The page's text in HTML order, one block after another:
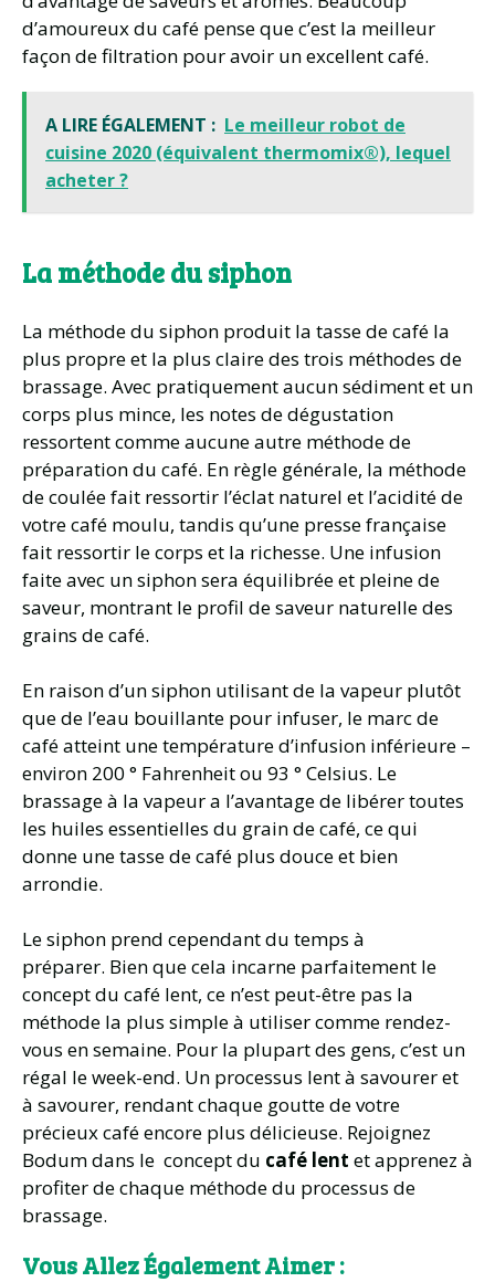
d’amoureux du café pense que c’est la meilleur
façon de filtration pour avoir un excellent café.
A LIRE ÉGALEMENT : Le meilleur robot de
cuisine 2020 (équivalent thermomix®), lequel
acheter ?
La méthode dusiphon
La méthode du siphon produit la tasse de café la
plus propre et la plus claire des trois méthodes de
brassage. Avec pratiquement aucun sédiment et un
corps plus mince, les notes de dégustation
ressortent comme aucune autre méthode de
préparation du café. En règle générale, la méthode
de coulée fait ressortir l’éclat naturel et l’acidité de
votre café moulu, tandis qu’une presse française
fait ressortir le corps et la richesse. Une infusion
faite avec un siphon sera équilibrée et pleine de
saveur, montrant le profil de saveur naturelle des
grains de café.
En raison d’un siphon utilisant de la vapeur plutôt
que de l’eau bouillante pour infuser, le marc de
café atteint une température d’infusion inférieure –
environ 200 ° Fahrenheit ou 93 ° Celsius. Le
brassage à la vapeur a l’avantage de libérer toutes
les huiles essentielles du grain de café, ce qui
donne une tasse de café plus douce et bien
arrondie.
Le siphon prend cependant du temps à
préparer. Bien que cela incarne parfaitement le
concept du café lent, ce n’est peut-être pas la
méthode la plus simple à utiliser comme rendez-
vous en semaine. Pour la plupart des gens, c’est un
régal le week-end. Un processus lent à savourer et
à savourer, rendant chaque goutte de votre
précieux café encore plus délicieuse. Rejoignez
Bodum dans le concept du café lent et apprenez à
profiter de chaque méthode du processus de
brassage.
Vous Allez Également Aimer :